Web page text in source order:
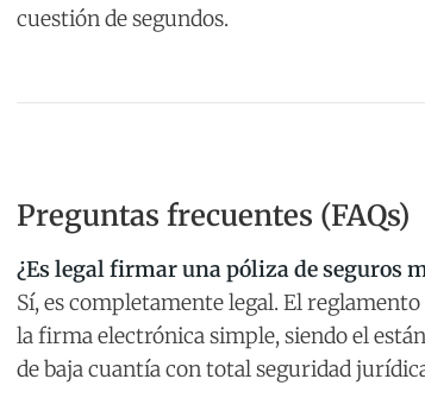
cuestión de segundos.
Preguntas frecuentes (FAQs)
¿Es legal firmar una póliza de seguros
Sí, es completamente legal. El
la firma electrónica simple, siendo el
de baja cuantía con total seguridad